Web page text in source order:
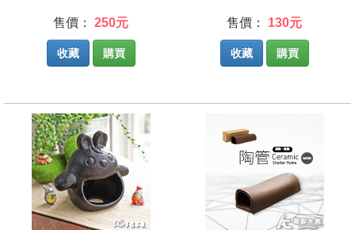
售價： 250元
收藏 購買
售價： 130元
收藏 購買